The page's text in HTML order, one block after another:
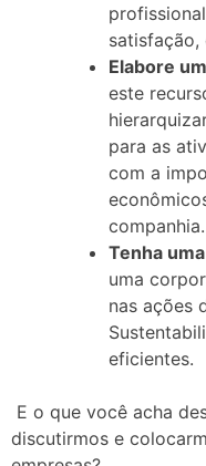
satisfação,
Elabore
este
para as
com a
companhia.
Tenha
uma
nas ações
eficientes.
E o que você acha
discutirmos e